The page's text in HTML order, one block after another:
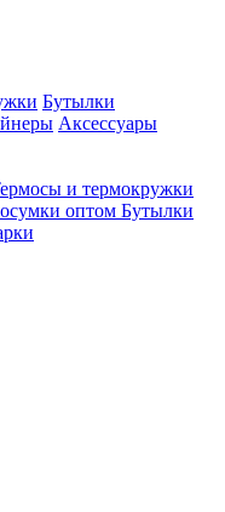
Бутылки
Аксессуары
и термокружки
оптом Бутылки